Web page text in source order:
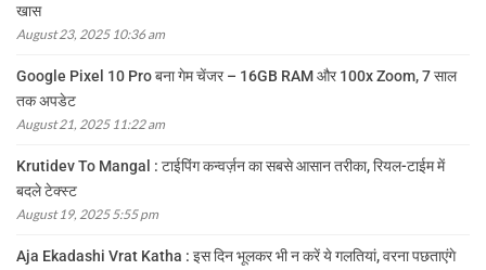
खास
August 23, 2025 10:36 am
Google Pixel 10 Pro बना गेम चेंजर – 16GB RAM और 100x Zoom, 7 साल
तक अपडेट
August 21, 2025 11:22 am
Krutidev To Mangal : टाईपिंग कन्वर्ज़न का सबसे आसान तरीका, रियल-टाईम में
बदले टेक्स्ट
August 19, 2025 5:55 pm
Aja Ekadashi Vrat Katha : इस दिन भूलकर भी न करें ये गलतियां, वरना पछताएंगे